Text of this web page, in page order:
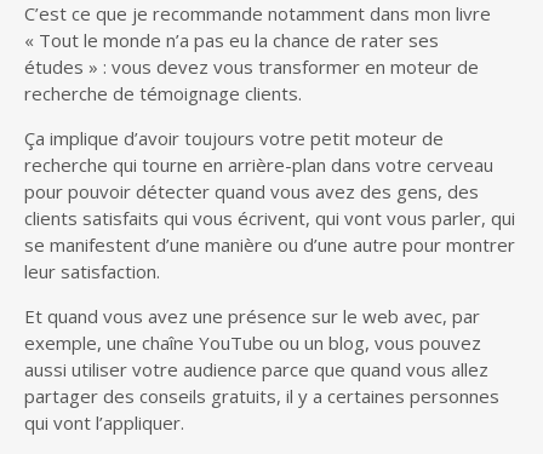
C’est ce que je recommande notamment dans mon livre
« Tout le monde n’a pas eu la chance de rater ses
études » : vous devez vous transformer en moteur de
recherche de témoignage clients.
Ça implique d’avoir toujours votre petit moteur de
recherche qui tourne en arrière-plan dans votre cerveau
pour pouvoir détecter quand vous avez des gens, des
clients satisfaits qui vous écrivent, qui vont vous parler, qui
se manifestent d’une manière ou d’une autre pour montrer
leur satisfaction.
Et quand vous avez une présence sur le web avec, par
exemple, une chaîne YouTube ou un blog, vous pouvez
aussi utiliser votre audience parce que quand vous allez
partager des conseils gratuits, il y a certaines personnes
qui vont l’appliquer.